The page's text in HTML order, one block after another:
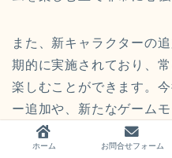
また、新キャラクターの
期的に実施されており、
楽しむことができます。
ー追加や、新たなゲーム
展開が期待されています
やジョジョリオンのキャ
ホーム お問合せフォーム